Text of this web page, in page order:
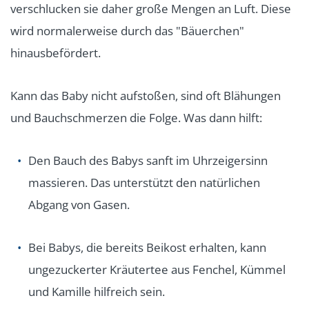
verschlucken sie daher große Mengen an Luft. Diese
wird normalerweise durch das "Bäuerchen"
hinausbefördert.
Kann das Baby nicht aufstoßen, sind oft Blähungen
und Bauchschmerzen die Folge. Was dann hilft:
Den Bauch des Babys sanft im Uhrzeigersinn
massieren. Das unterstützt den natürlichen
Abgang von Gasen.
Bei Babys, die bereits Beikost erhalten, kann
ungezuckerter Kräutertee aus Fenchel, Kümmel
und Kamille hilfreich sein.